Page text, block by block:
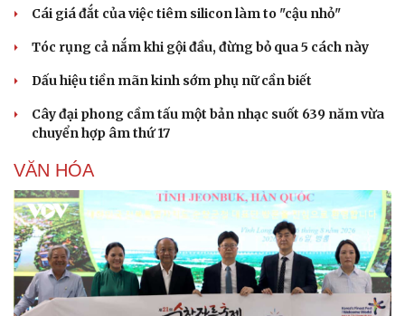
Pháp luật
Tin nóng
Tư vấn luật
Phân tích
Cái giá đắt của việc tiêm silicon làm to "cậu nhỏ"
Tóc rụng cả nắm khi gội đầu, đừng bỏ qua 5 cách này
Dấu hiệu tiền mãn kinh sớm phụ nữ cần biết
Cây đại phong cầm tấu một bản nhạc suốt 639 năm vừa
chuyển hợp âm thứ 17
VĂN HÓA